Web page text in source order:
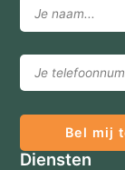
Bel mij
Diensten